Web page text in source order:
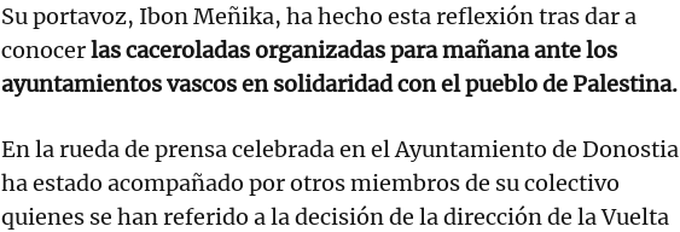
Su portavoz, Ibon Meñika, ha hecho esta reflexión tras dar a
conocerlas caceroladas organizadas para mañana ante los
ayuntamientos vascos en solidaridad con el pueblo de Palestina.
En la rueda de prensa celebrada en el Ayuntamiento de Donostia
ha estado acompañado por otros miembros de su colectivo
quienes se han referido a la decisión de la dirección de la Vuelta